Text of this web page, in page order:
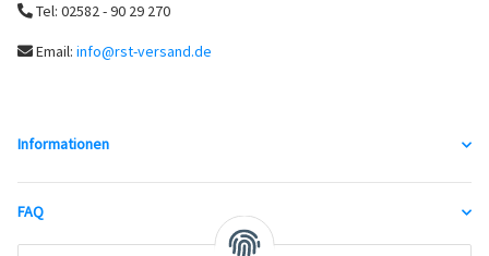
Tel: 02582 - 90 29 270
Email: info@rst-versand.de
Informationen
FAQ